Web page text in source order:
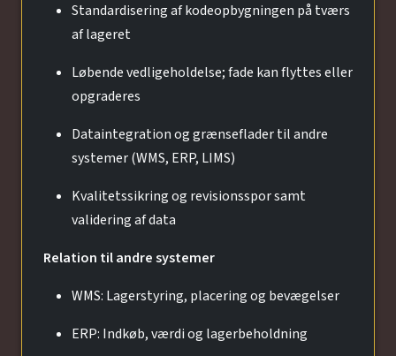
Standardisering af kodeopbygningen på tværs
af lageret
Løbende vedligeholdelse; fade kan flyttes eller
opgraderes
Dataintegration og grænseflader til andre
systemer (WMS, ERP, LIMS)
Kvalitetssikring og revisionsspor samt
validering af data
Relation til andre systemer
WMS: Lagerstyring, placering og bevægelser
ERP: Indkøb, værdi og lagerbeholdning